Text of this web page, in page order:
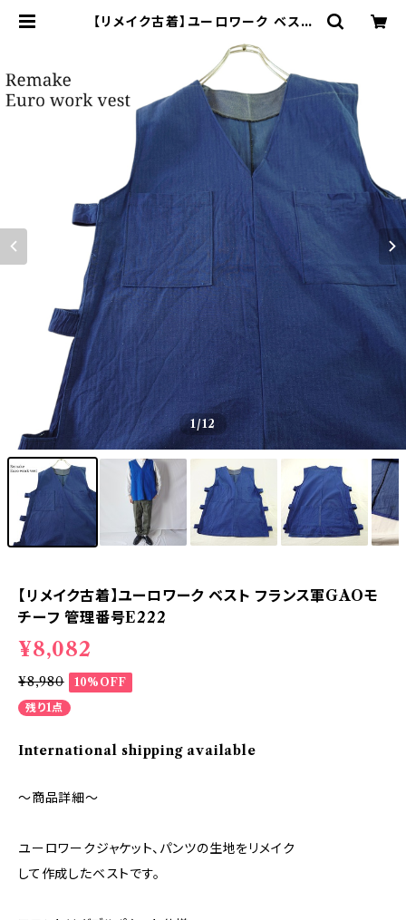
【リメイク古着】ユーロワーク ベスト
222 | オンライン古着屋 9chord
1/12
【リメイク古着】ユーロワーク ベスト フランス軍GAOモ
チーフ 管理番号E222
¥8,082
¥8,980
10%OFF
残り1点
International shipping available
～商品詳細～
ユーロワークジャケット、パンツの生地をリメイク
して作成したベストです。